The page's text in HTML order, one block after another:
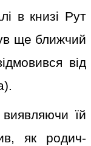
в книзі Рут
ще ближчий
від
їй
як родич-